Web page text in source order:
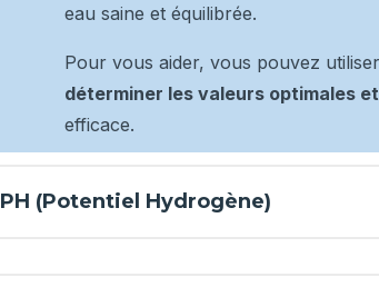
eau saine et équilibrée.
Pour vous aider, vous pouvez
déterminer les valeurs optimales
efficace.
PH (Potentiel Hydrogène)